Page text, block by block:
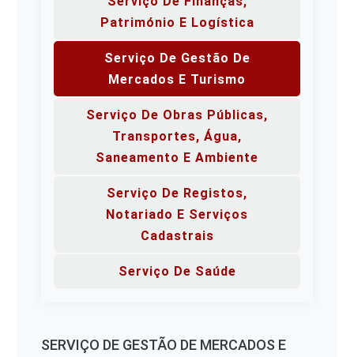
Património E Logística
Serviço De Gestão De
Mercados E Turismo
Serviço De Obras Públicas,
Transportes, Água,
Saneamento E Ambiente
Serviço De Registos,
Notariado E Serviços
Cadastrais
Serviço De Saúde
SERVIÇO DE GESTÃO DE MERCADOS E